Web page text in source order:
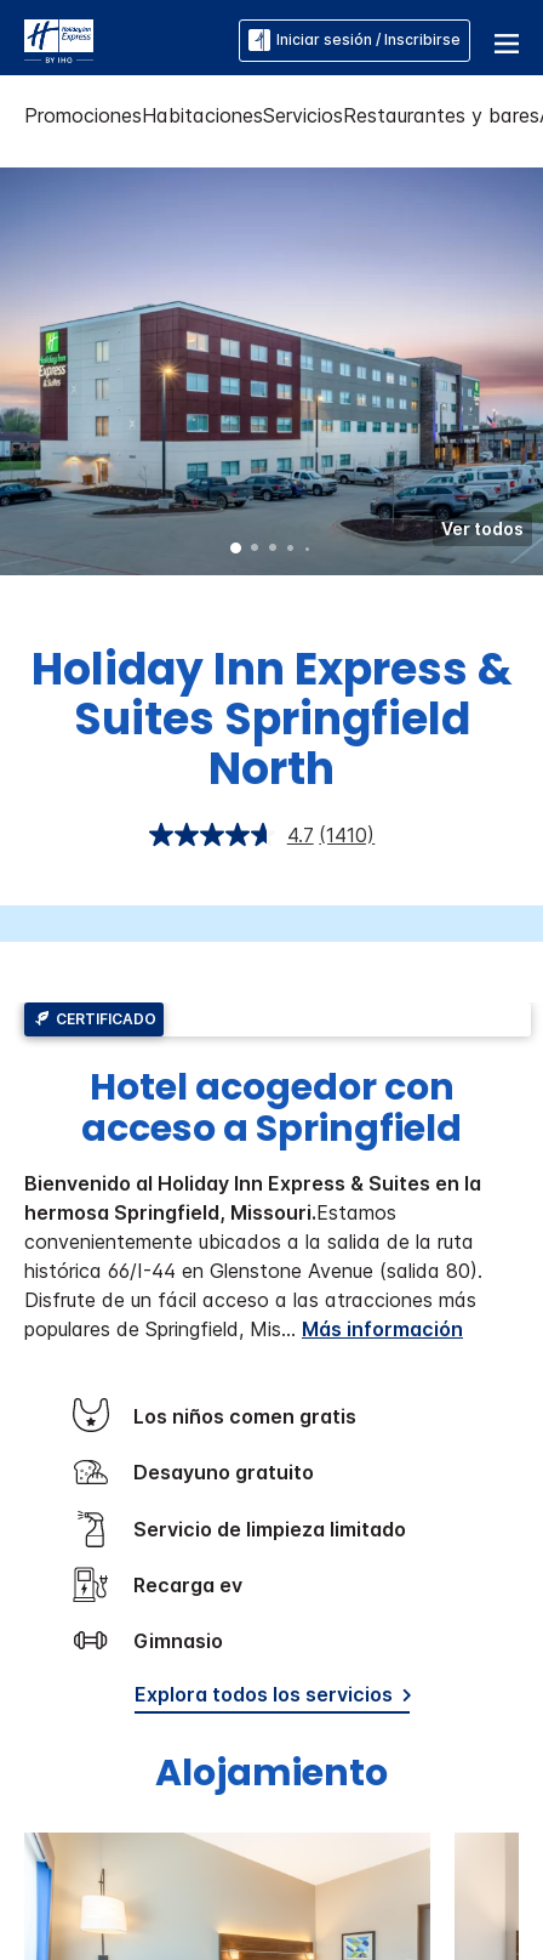
Iniciar sesión / Inscribirse
PromocionesHabitacionesServiciosRestaurantes y bares
Ver todos
Holiday Inn Express &
Suites Springfield
North
4.7 (1410)
CERTIFICADO
Hotel acogedor con
acceso a Springfield
Bienvenido al Holiday Inn Express & Suites en la
hermosa Springfield, Missouri.Estamos
convenientemente ubicados a la salida de la ruta
histórica 66/I-44 en Glenstone Avenue (salida 80).
Disfrute de un fácil acceso a las atracciones más
populares de Springfield, Mis... Más información
Los niños comen gratis
Desayuno gratuito
Servicio de limpieza limitado
Recarga ev
Gimnasio
Explora todos los servicios
Alojamiento